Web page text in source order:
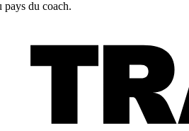
pays du coach.